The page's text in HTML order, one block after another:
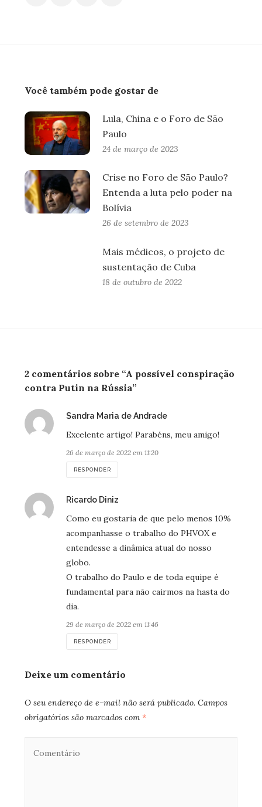
Você também pode gostar de
Lula, China e o Foro de São
Paulo
24 de março de 2023
Crise no Foro de São Paulo?
Entenda a luta pelo poder na
Bolívia
26 de setembro de 2023
Mais médicos, o projeto de
sustentação de Cuba
18 de outubro de 2022
2 comentários sobre “A possível conspiração
contra Putin na Rússia”
Sandra Maria de Andradedisse:
Excelente artigo! Parabéns, meu amigo!
26 de março de 2022 em 11:20
RESPONDER
Ricardo Dinizdisse:
Como eu gostaria de que pelo menos 10%
acompanhasse o trabalho do PHVOX e
entendesse a dinâmica atual do nosso
globo.
O trabalho do Paulo e de toda equipe é
fundamental para não cairmos na hasta do
dia.
29 de março de 2022 em 11:46
RESPONDER
Deixe um comentário
O seu endereço de e-mail não será publicado. Campos
obrigatórios são marcados com *